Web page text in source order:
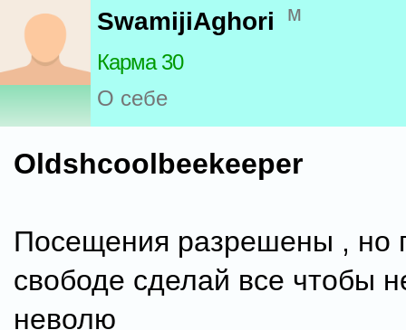
SwamijiAghori м
Карма 30
О себе
Oldshcoolbeekeeper
Посещения разрешены , но
свободе сделай все чтобы
неволю